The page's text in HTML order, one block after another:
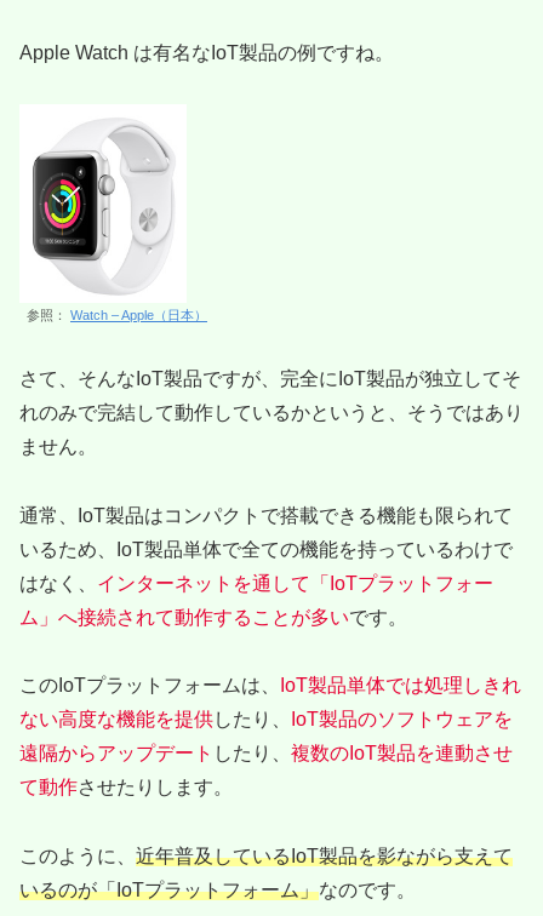
Apple Watch は有名なIoT製品の例ですね。
参照： Watch – Apple（日本）
さて、そんなIoT製品ですが、完全にIoT製品が独立してそ
れのみで完結して動作しているかというと、そうではあり
ません。
通常、IoT製品はコンパクトで搭載できる機能も限られて
いるため、IoT製品単体で全ての機能を持っているわけで
はなく、 インターネットを通して「IoTプラットフォー
ム」へ接続されて動作することが多いです。
このIoTプラットフォームは、
IoT製品単体では処理しきれ
ない高度な機能を提供したり、
IoT製品のソフトウェアを
遠隔からアップデート したり、 複数のIoT製品を連動させ
て動作させたりします。
このように、 近年普及しているIoT製品を影ながら支えて
いるのが「IoTプラットフォーム」なのです。